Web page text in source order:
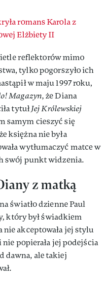
romans Karola z
Elżbiety II
reflektorów mimo
tylko pogorszyło ich
w maju 1997 roku,
Magazyn, że Diana
tytułJej Królewskiej
samym cieszyć się
księżna nie była
wytłumaczyć matce w
swój punkt widzenia.
z matką
światło dzienne Paul
który był świadkiem
akceptowała jej stylu
popierała jej podejścia
dawna, ale takiej